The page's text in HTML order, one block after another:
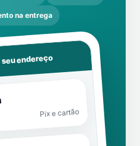
na entrega
endereço
Pix e cartão